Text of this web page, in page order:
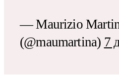
— Maurizio
(@maumartina) 7